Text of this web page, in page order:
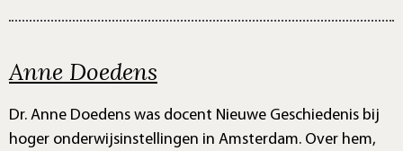
Anne Doedens
Dr. Anne Doedens was docent Nieuwe Geschiedenis bij
hoger onderwijsinstellingen in Amsterdam. Over hem,